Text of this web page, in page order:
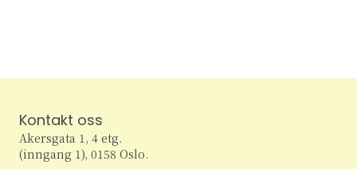
Kontakt oss
Akersgata 1, 4 etg.
(inngang 1), 0158 Oslo.